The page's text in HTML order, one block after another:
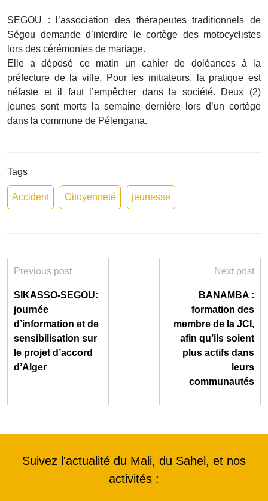
SEGOU : l’association des thérapeutes traditionnels de
Ségou demande d’interdire le cortège des motocyclistes
lors des cérémonies de mariage.
Elle a déposé ce matin un cahier de doléances à la
préfecture de la ville. Pour les initiateurs, la pratique est
néfaste et il faut l’empêcher dans la société. Deux (2)
jeunes sont morts la semaine dernière lors d’un cortège
dans la commune de Pélengana.
Tags
Accident Citoyenneté jeunesse
Previous post
SIKASSO-SEGOU:
journée
d’information et de
sensibilisation sur
le projet d’accord
d’Alger
Next post
BANAMBA :
formation des
membre de la JCI,
afin qu’ils soient
plus actifs dans
leurs
communautés
Suivez l'actualité du Mali, du Sahel, et nos
activités :